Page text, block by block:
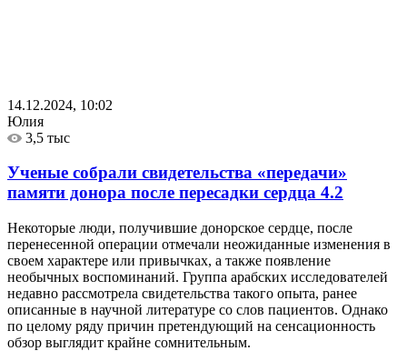
14.12.2024, 10:02
Юлия
3,5 тыс
Ученые собрали свидетельства «передачи»
памяти донора после пересадки сердца 4.2
Некоторые люди, получившие донорское сердце, после
перенесенной операции отмечали неожиданные изменения в
своем характере или привычках, а также появление
необычных воспоминаний. Группа арабских исследователей
недавно рассмотрела свидетельства такого опыта, ранее
описанные в научной литературе со слов пациентов. Однако
по целому ряду причин претендующий на сенсационность
обзор выглядит крайне сомнительным.